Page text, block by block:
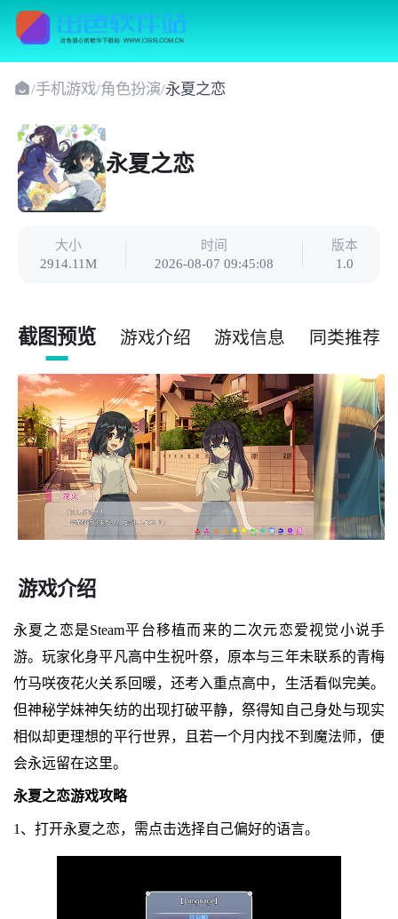
/手机游戏/角色扮演/永夏之恋
永夏之恋
大小
2914.11M
时间
2026-08-07 09:45:08
版本
1.0
截图预览 游戏介绍 游戏信息 同类推荐
游戏介绍
永夏之恋是Steam平台移植而来的二次元恋爱视觉小说手
游。玩家化身平凡高中生祝叶祭，原本与三年未联系的青梅
竹马咲夜花火关系回暖，还考入重点高中，生活看似完美。
但神秘学妹神矢纺的出现打破平静，祭得知自己身处与现实
相似却更理想的平行世界，且若一个月内找不到魔法师，便
会永远留在这里。
永夏之恋游戏攻略
1、打开永夏之恋，需点击选择自己偏好的语言。